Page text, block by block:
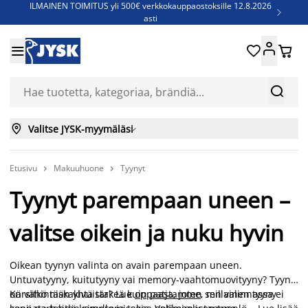
ILMAINEN TOIMITUS yli 500€ verkkokauppaostoksille 12.8.2026
asti

Jenkkisänkyjä - Säästä jopa 60%


 
 Valitse JYSK-myymäläsi
Etusivu  Makuuhuone  Tyynyt
Tyynyt parempaan uneen –
valitse oikein ja nuku hyvin
Oikean tyynyn valinta on avain parempaan uneen.
Untuvatyyny, kuitutyyny vai memory-vaahtomuovityyny? Tyyny
on vähintään yhtä tärkeä kuin patja, joten sen valinnassa ei
Kärsitkö niskakivuista? Lueoppaastamme, millainen tyyny